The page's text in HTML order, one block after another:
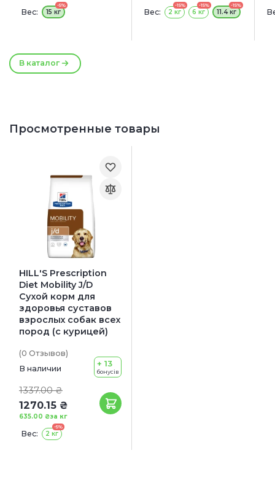
В каталог
Вес:
-5%
15 кг Вес:
-15%
2 кг
-15%
6 кг
-15%
11.4 кг
Просмотренные товары
HILL'S Prescription
Diet Mobility J/D
Сухой корм для
здоровья суставов
взрослых собак всех
пород (с курицей)
(0 Отзывов)
В наличии
1337.00 ₴
1270.15 ₴
за кг
635.00 ₴
+ 13
бонусів
Вес:
-5%
2 кг